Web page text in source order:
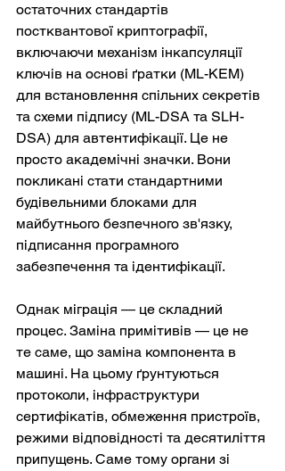
остаточних стандартів
постквантової криптографії,
включаючи механізм інкапсуляції
ключів на основі ґратки (ML-KEM)
для встановлення спільних секретів
та схеми підпису (ML-DSA та SLH-
DSA) для автентифікації. Це не
просто академічні значки. Вони
покликані стати стандартними
будівельними блоками для
майбутнього безпечного зв'язку,
підписання програмного
забезпечення та ідентифікації.
Однак міграція — це складний
процес. Заміна примітивів — це не
те саме, що заміна компонента в
машині. На цьому ґрунтуються
протоколи, інфраструктури
сертифікатів, обмеження пристроїв,
режими відповідності та десятиліття
припущень. Саме тому органи зі